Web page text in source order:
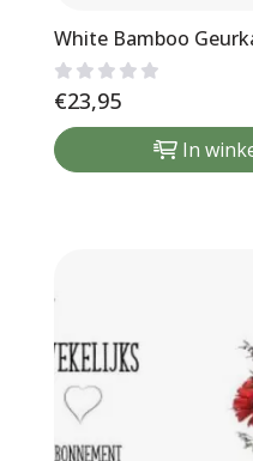
White Bamboo
€23,95
In